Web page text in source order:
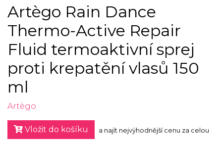
Artègo Rain Dance
Thermo-Active Repair
Fluid termoaktivní sprej
proti krepatění vlasů 150
ml
Artègo
Vložit do košíku a najít nejvýhodnější cenu za celou